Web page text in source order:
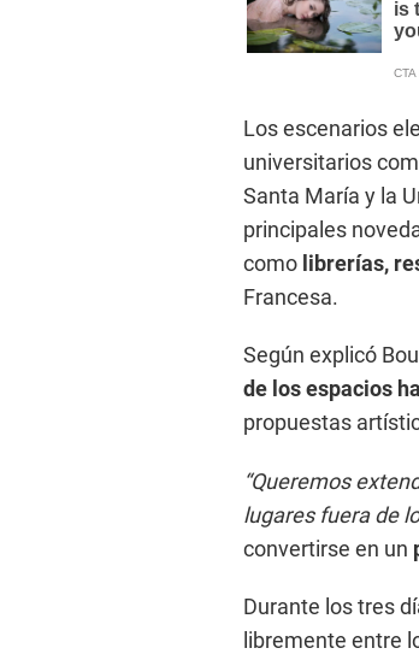
Los escenarios
universitarios
Santa María y la
principales
como librerías,
Francesa.
Según explicó
de los espacios
propuestas
“Queremos
lugares fuera de
convertirse en un
Durante los tres
libremente entre